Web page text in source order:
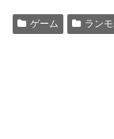
ゲーム ラン